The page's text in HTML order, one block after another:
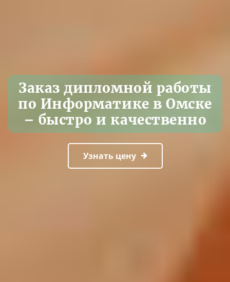
Заказ дипломной работы
по Информатике в Омске
– быстро и качественно
Узнать цену